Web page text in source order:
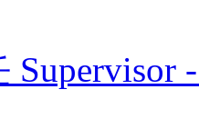
Supervisor